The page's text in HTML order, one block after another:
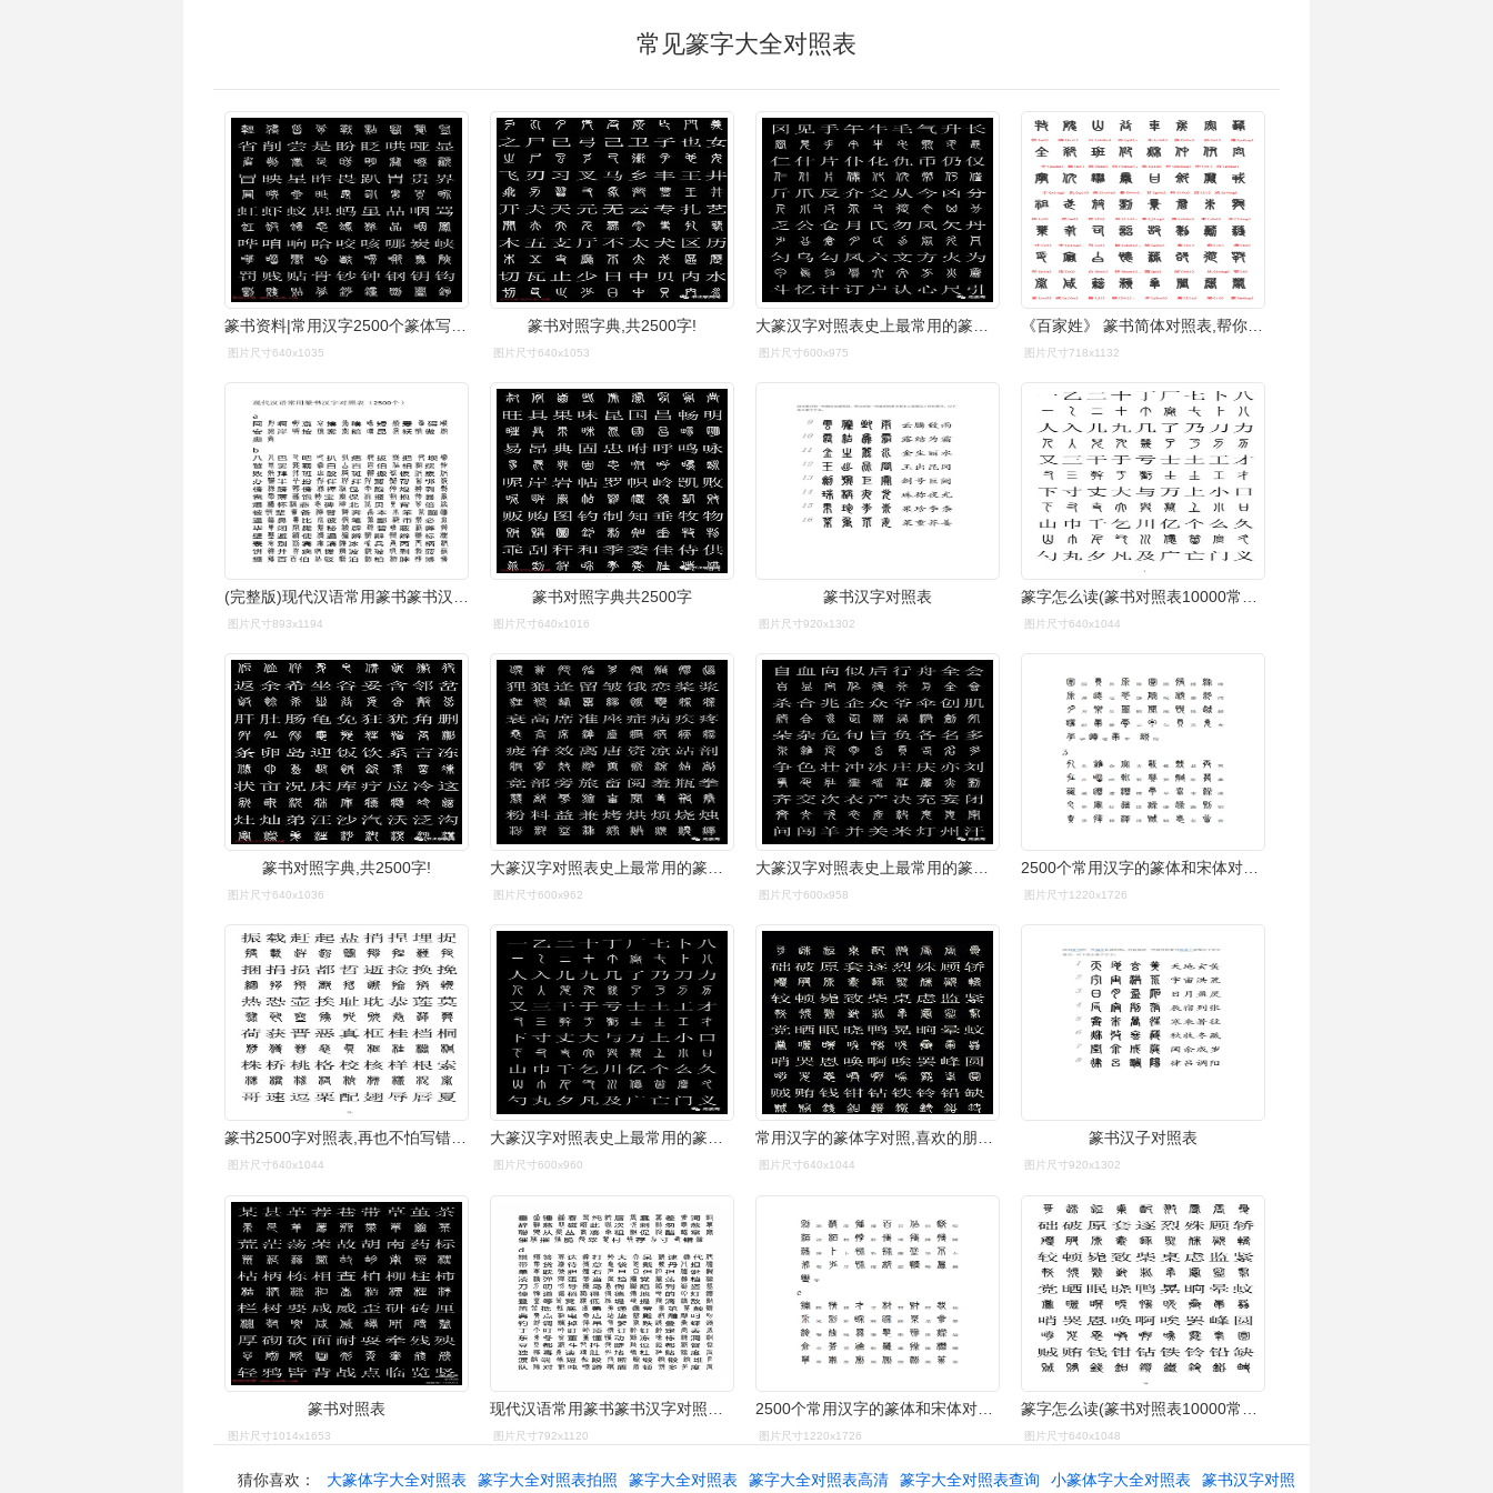
常见篆字大全对照表
图片尺寸640x1035
篆书对照字典,共2500字!
图片尺寸640x1053 图片尺寸600x975 图片尺寸718x1132
图片尺寸893x1194
篆书对照字典共2500字
图片尺寸640x1016
篆书汉字对照表
图片尺寸920x1302 图片尺寸640x1044
篆书对照字典,共2500字!
图片尺寸640x1036 图片尺寸600x962 图片尺寸600x958 图片尺寸1220x1726
篆书2500字对照表,再也不怕写错了!
图片尺寸640x1044
大篆汉字对照表史上最常用的篆体字和汉字对照表高清收藏版
图片尺寸600x960
常用汉字的篆体字对照,喜欢的朋友们抓紧收藏吧
图片尺寸640x1044
篆书汉子对照表
图片尺寸920x1302
篆书对照表
图片尺寸1014x1653
现代汉语常用篆书篆书汉字对照表doc18页
图片尺寸792x1120
2500个常用汉字的篆体和宋体对照表,按字母顺序排列,方便查阅
图片尺寸1220x1726
篆字怎么读(篆书对照表10000常用字)-八哥网
图片尺寸640x1048
猜你喜欢： 大篆体字大全对照表 篆字大全对照表拍照 篆字大全对照表 篆字大全对照表高清 篆字大全对照表查询 小篆体字大全对照表 篆书汉字对照